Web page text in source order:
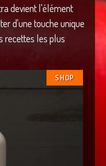
devient l'élément
d'une touche unique
recettes les plus
SHOP